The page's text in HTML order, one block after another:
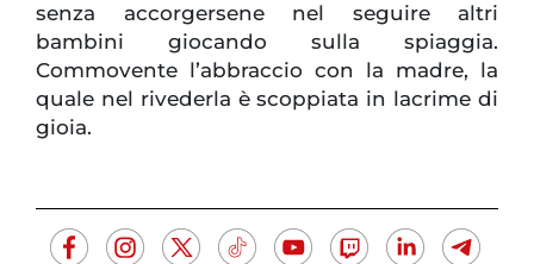
senza accorgersene nel seguire altri
bambini giocando sulla spiaggia.
Commovente l’abbraccio con la madre, la
quale nel rivederla è scoppiata in lacrime di
gioia.